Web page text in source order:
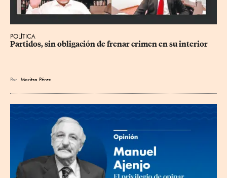
POLÍTICA
Partidos, sin obligación de frenar crimen en su interior
Por Maritza Pérez